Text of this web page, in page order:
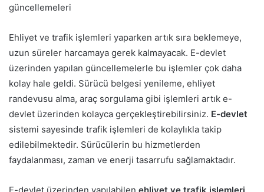
güncellemeleri
Ehliyet ve trafik işlemleri yaparken artık sıra beklemeye,
uzun süreler harcamaya gerek kalmayacak. E-devlet
üzerinden yapılan güncellemelerle bu işlemler çok daha
kolay hale geldi. Sürücü belgesi yenileme, ehliyet
randevusu alma, araç sorgulama gibi işlemleri artık e-
devlet üzerinden kolayca gerçekleştirebilirsiniz. E-devlet
sistemi sayesinde trafik işlemleri de kolaylıkla takip
edilebilmektedir. Sürücülerin bu hizmetlerden
faydalanması, zaman ve enerji tasarrufu sağlamaktadır.
E-devlet üzerinden yapılabilen ehliyet ve trafik işlemleri